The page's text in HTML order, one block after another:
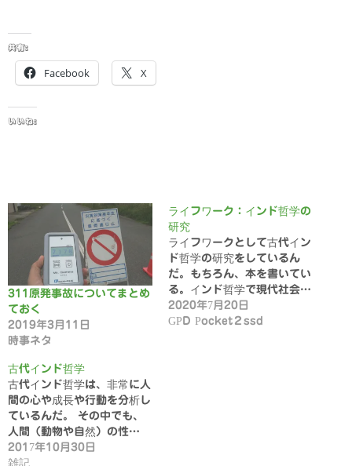
共有:
Facebook X
いいね:
311原発事故についてまとめ
ておく
2019年3月11日
時事ネタ
ライフワーク：インド哲学の
研究
ライフワークとして古代イン
ド哲学の研究をしているん
だ。もちろん、本を書いてい
る。インド哲学で現代社会…
2020年7月20日
GPD Pocket２ssd
古代インド哲学
古代インド哲学は、非常に人
間の心や成長や行動を分析し
ているんだ。 その中でも、
人間（動物や自然）の性…
2017年10月30日
雑記